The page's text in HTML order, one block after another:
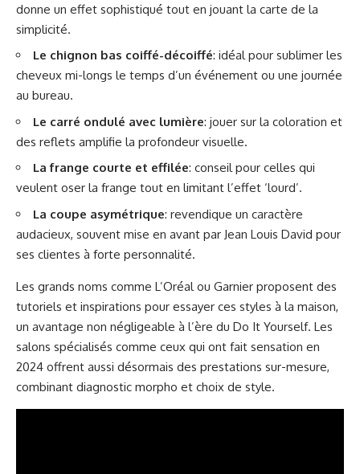
donne un effet sophistiqué tout en jouant la carte de la
simplicité.
Le chignon bas coiffé-décoiffé: idéal pour sublimer les
cheveux mi-longs le temps d’un événement ou une journée
au bureau.
Le carré ondulé avec lumière: jouer sur la coloration et
des reflets amplifie la profondeur visuelle.
La frange courte et effilée: conseil pour celles qui
veulent oser la frange tout en limitant l’effet ‘lourd’.
La coupe asymétrique: revendique un caractère
audacieux, souvent mise en avant par Jean Louis David pour
ses clientes à forte personnalité.
Les grands noms comme L’Oréal ou Garnier proposent des
tutoriels et inspirations pour essayer ces styles à la maison,
un avantage non négligeable à l’ère du Do It Yourself. Les
salons spécialisés comme ceux qui ont fait sensation en
2024 offrent aussi désormais des prestations sur-mesure,
combinant diagnostic morpho et choix de style.